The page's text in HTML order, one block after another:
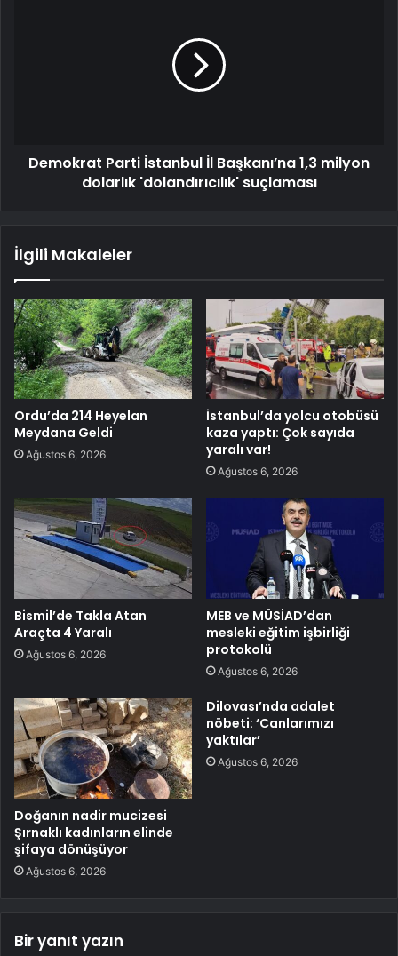
Demokrat Parti İstanbul İl Başkanı’na 1,3 milyon
dolarlık 'dolandırıcılık' suçlaması
İlgili Makaleler
Ordu’da 214 Heyelan
Meydana Geldi
Ağustos 6, 2026
İstanbul’da yolcu otobüsü
kaza yaptı: Çok sayıda
yaralı var!
Ağustos 6, 2026
Bismil’de Takla Atan
Araçta 4 Yaralı
Ağustos 6, 2026
MEB ve MÜSİAD’dan
mesleki eğitim işbirliği
protokolü
Ağustos 6, 2026
Doğanın nadir mucizesi
Şırnaklı kadınların elinde
şifaya dönüşüyor
Ağustos 6, 2026
Dilovası’nda adalet
nöbeti: ‘Canlarımızı
yaktılar’
Ağustos 6, 2026
Bir yanıt yazın